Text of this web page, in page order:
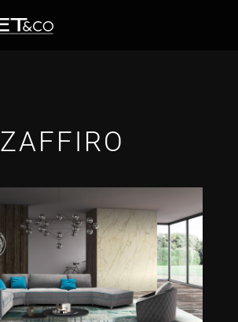
ZAFFIRO